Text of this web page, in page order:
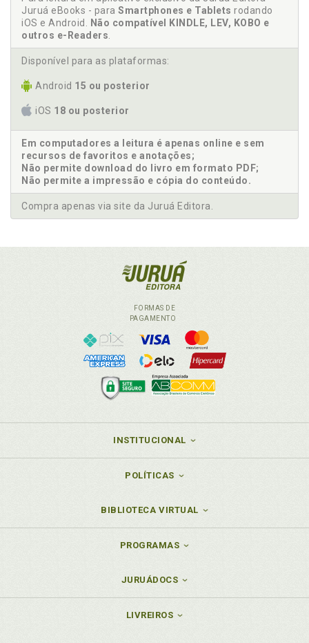
Juruá eBooks - para Smartphones e Tablets rodando
iOS e Android.
Não compatível KINDLE, LEV, KOBO e
outros e-Readers
Disponível para as plataformas:
Android 15 ou posterior
iOS 18 ou posterior
Em computadores a leitura é apenas online e sem
recursos de favoritos e anotações;
Não permite download do livro em formato PDF;
Não permite a impressão e cópia do conteúdo.
Compra apenas via site da Juruá Editora.
FORMAS DE
PAGAMENTO
INSTITUCIONAL
POLÍTICAS
BIBLIOTECA VIRTUAL
PROGRAMAS
JURUÁDOCS
LIVREIROS